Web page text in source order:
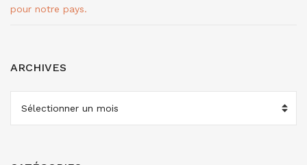
pour notre pays.
ARCHIVES
ARCHIVES